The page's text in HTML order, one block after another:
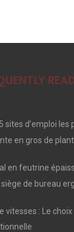
sites d’emploi les
en gros de
en feutrine
siège de bureau
vitesses : Le